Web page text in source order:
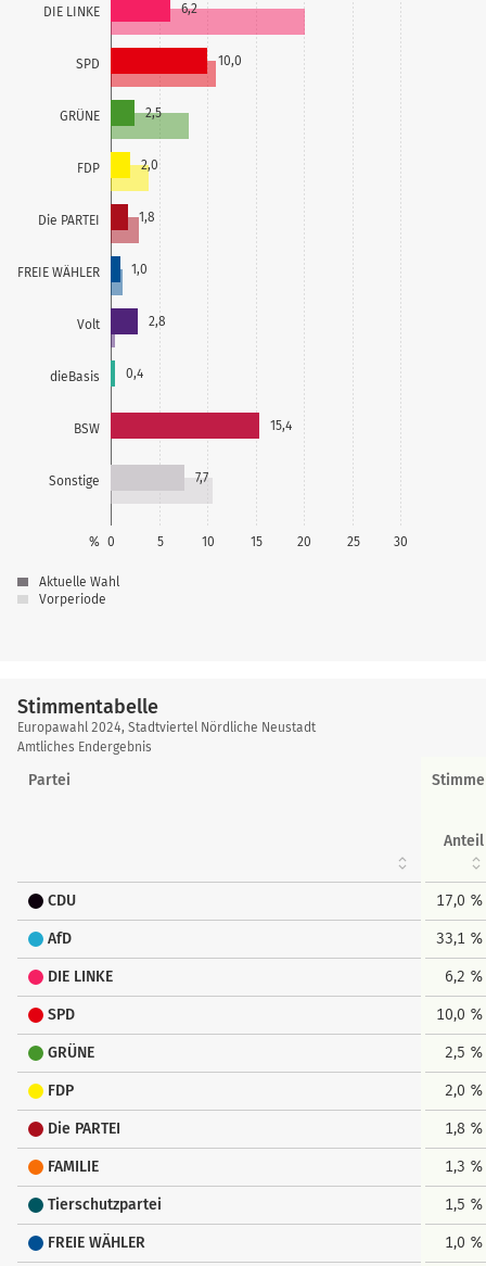
DIE LINKE
SPD
GRÜNE
FDP
Die PARTEI
FREIE WÄHLER
Volt
dieBasis
BSW
Sonstige
0 5 10 15 20 25 30
%
6,2
10,0
2,5
2,0
1,8
1,0
2,8
0,4
15,4
7,7
Aktuelle Wahl
Vorperiode
Stimmentabelle
Stimmentabelle
Europawahl 2024, Stadtviertel Nördliche Neustadt
Amtliches Endergebnis
Partei
Anteil
CDU 17,0 %
AfD 33,1 %
DIE LINKE 6,2 %
SPD 10,0 %
GRÜNE 2,5 %
FDP 2,0 %
Die PARTEI 1,8 %
FAMILIE 1,3 %
Tierschutzpartei 1,5 %
FREIE WÄHLER 1,0 %